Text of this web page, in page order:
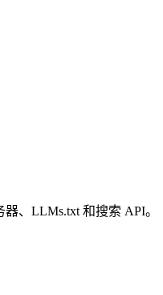
、LLMs.txt 和搜索 API。